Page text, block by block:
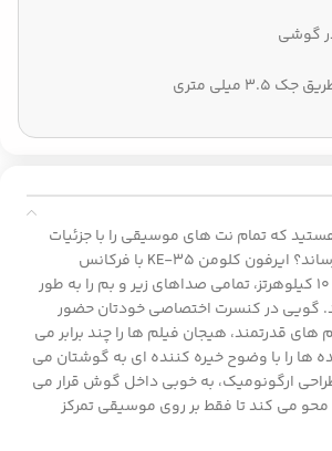
گوشی
میلی متری
هستید که تمام نت های موسیقی را با جزئیات
کامل به گوش شما برساند؟ ایرفون کلومن KE-35 با فرکانس
پاسخگویی 20 هرتز تا 10 کیلوهرتز، تمامی صداهای زیر و بم را به طور
گویی در کنسرت اختصاصی خودتان حضور
قدرتمند، هیجان فیلم ها را چند برابر می
ها را با وضوح خیره کننده ای به گوشتان می
ارگونومیک، به خوبی داخل گوش قرار می
محو می کند تا فقط بر روی موسیقی تمرکز